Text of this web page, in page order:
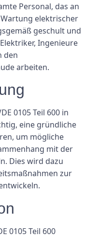
Personal, das an
elektrischer
geschult und
Ingenieure
den
arbeiten.
0105 Teil 600 in
eine gründliche
um mögliche
mit der
Dies wird dazu
zur
0105 Teil 600